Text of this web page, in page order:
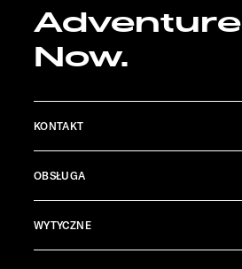
Adventure
Now.
KONTAKT
Ölmühlestraße 6
88299 Leutkirch
Germany
OBSŁUGA
WYTYCZNE